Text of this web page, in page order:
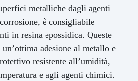
metalliche dagli agenti
è consigliabile
in resina epossidica. Queste
adesione al metallo e
resistente all’umidità,
e agli agenti chimici.